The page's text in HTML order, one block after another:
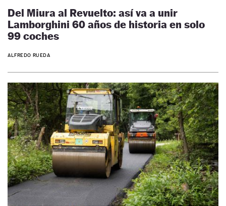
Del Miura al Revuelto: así va a unir
Lamborghini 60 años de historia en solo
99 coches
ALFREDO RUEDA